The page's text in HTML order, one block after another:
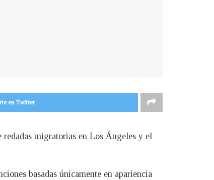
en Twitter
migratorias en Los Ángeles y el
basadas únicamente en apariencia